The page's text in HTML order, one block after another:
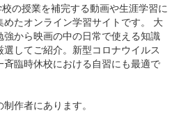
の授業を補完する動画や生涯学習に
たオンライン学習サイトです。 大
から映画の中の日常で使える知識
してご紹介。新型コロナウイルス
臨時休校における自習にも最適で
作者にあります。